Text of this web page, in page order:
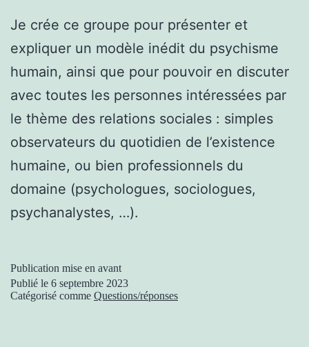
Je crée ce groupe pour présenter et
expliquer un modèle inédit du psychisme
humain, ainsi que pour pouvoir en discuter
avec toutes les personnes intéressées par
le thème des relations sociales : simples
observateurs du quotidien de l’existence
humaine, ou bien professionnels du
domaine (psychologues, sociologues,
psychanalystes, …).
Publication mise en avant
Publié le 6 septembre 2023
Catégorisé comme Questions/réponses